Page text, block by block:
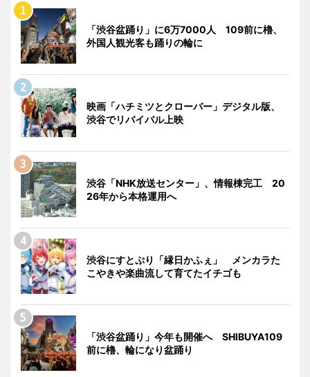
「渋谷盆踊り」に6万7000人 109前に櫓、
外国人観光客も踊りの輪に
映画「ハチミツとクローバー」デジタル版、
渋谷でリバイバル上映
渋谷「NHK放送センター」、情報棟完工 20
26年から本格運用へ
渋谷にすとぷり「縁日かふぇ」 メンカラた
こやきや楽曲流して育てたイチゴも
「渋谷盆踊り」今年も開催へ SHIBUYA109
前に櫓、輪になり盆踊り